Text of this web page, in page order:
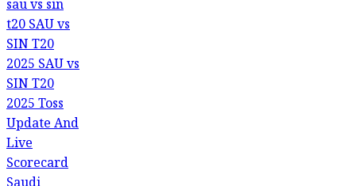
sau vs sin
t20SAU vs
SIN T20
2025SAU vs
SIN T20
2025 Toss
Update And
Live
Scorecard